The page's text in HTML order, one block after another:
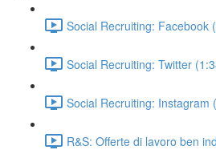
Social Recruiting: Facebook
Social Recruiting: Twitter
Social Recruiting: Instagram
R&S: Offerte di lavoro ben